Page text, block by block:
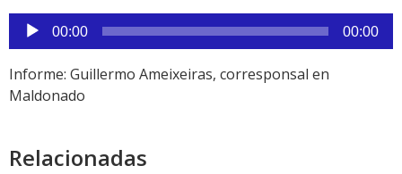
Reproductor
de
audio
00:00 00:00
Informe: Guillermo Ameixeiras, corresponsal en
Maldonado
Relacionadas